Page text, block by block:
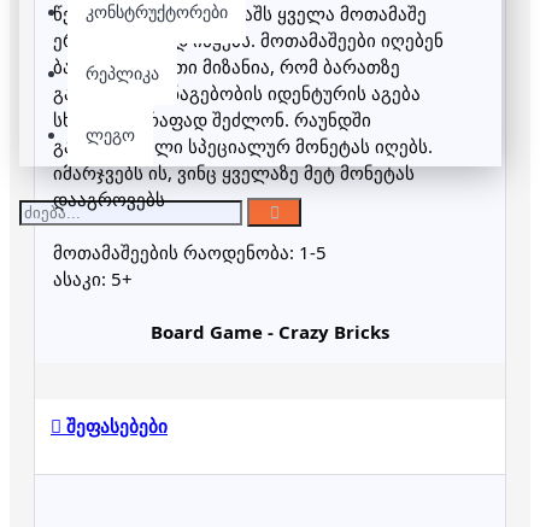
კონსტრუქტორები
რეპლიკა
ლეგო
წესები მარტივია. თამაშს ყველა მოთამაშე
ერთდროულად იწყებს. მოთამაშეები იღებენ
ბარათს და მათი მიზანია, რომ ბარათზე
გამოსახული ნაგებობის იდენტურის აგება
სხვებზე სწრაფად შეძლონ. რაუნდში
გამარჯვებული სპეციალურ მონეტას იღებს.
იმარჯვებს ის, ვინც ყველაზე მეტ მონეტას
დააგროვებს
მოთამაშეების რაოდენობა: 1-5
ასაკი: 5+
Board Game - Crazy Bricks
შეფასებები